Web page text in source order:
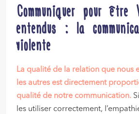
Communiquer pour être
entendus : la
violente
La qualité de la relation que nous
les autres est directement
qualité de notre communication.
les utiliser correctement,